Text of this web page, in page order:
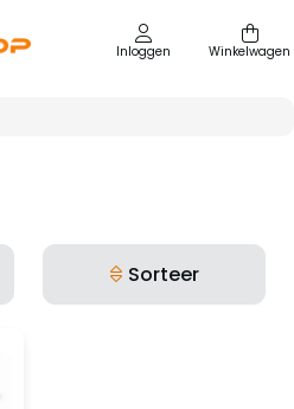
Inloggen Winkelwagen
Sorteer